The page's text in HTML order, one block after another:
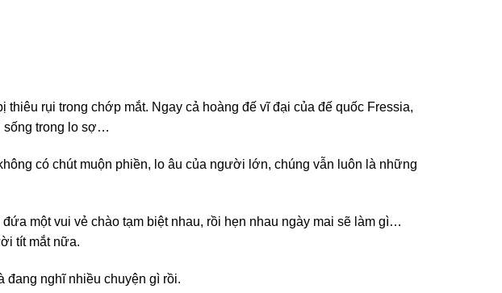
rụi trong chớp mắt. Ngay cả hoàng đế vĩ đại của đế quốc Fressia,
sống trong lo sợ…
có chút muộn phiền, lo âu của người lớn, chúng vẫn luôn là những
một vui vẻ chào tạm biệt nhau, rồi hẹn nhau ngày mai sẽ làm gì…
tít mắt nữa.
đang nghĩ nhiều chuyện gì rồi.